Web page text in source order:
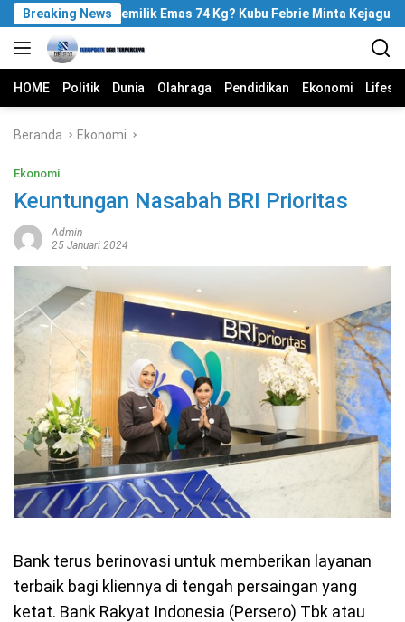
Langsung
ke
konten
Breaking News
Siapa Pemilik Emas 74 Kg? Kubu Febrie Minta Kejagung
HOME Politik Dunia Olahraga Pendidikan Ekonomi
Beranda Ekonomi
Ekonomi
Keuntungan Nasabah BRI Prioritas
Admin
25 Januari 2024
Bank terus berinovasi untuk memberikan layanan
terbaik bagi kliennya di tengah persaingan yang
ketat. Bank Rakyat Indonesia (Persero) Tbk atau